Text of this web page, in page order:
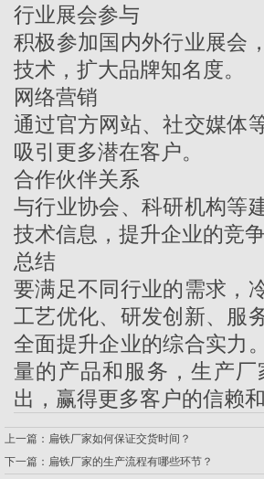
行业展会参与
积极参加国内外行业展会，
技术，扩大品牌知名度。
网络营销
通过官方网站、社交媒体
吸引更多潜在客户。
合作伙伴关系
与行业协会、科研机构等
技术信息，提升企业的竞争
总结
要满足不同行业的需求，
工艺优化、研发创新、服
全面提升企业的综合实力
量的产品和服务，生产
出，赢得更多客户的信赖和
上一篇： 扁铁厂家如何保证交货时间？
下一篇： 扁铁厂家的生产流程有哪些环节？